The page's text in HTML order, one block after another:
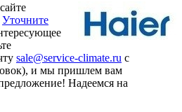
Уточните
sale@service-climate.ru с
и мы пришлем вам
Надеемся на